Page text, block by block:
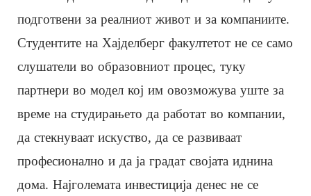
подготвени за реалниот живот и за компаниите.
Студентите на Хајделберг факултетот не се само
слушатели во образовниот процес, туку
партнери во модел кој им овозможува уште за
време на студирањето да работат во компании,
да стекнуваат искуство, да се развиваат
професионално и да ја градат својата иднина
дома. Најголемата инвестиција денес не се